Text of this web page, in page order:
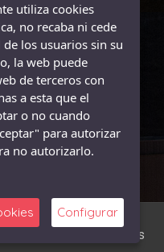
GuianeTT Diseños
utiliza cookies
no recaba ni cede
los usuarios sin su
la web puede
de terceros con
a esta que el
o no cuando
para autorizar
no autorizarlo.
Configurar